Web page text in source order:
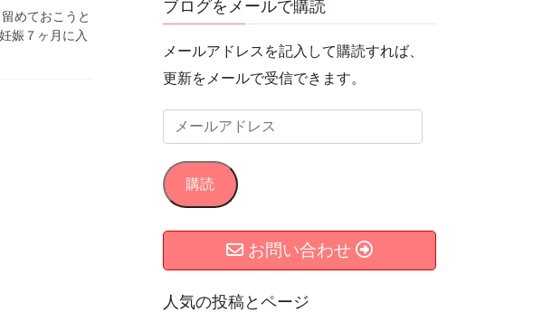
めておこうと
娠７ヶ月に入
ブログをメールで購読
メールアドレスを記入して購読すれば、
更新をメールで受信できます。
ー
ル
ア
ド
購読
お問い合わせ
人気の投稿とページ